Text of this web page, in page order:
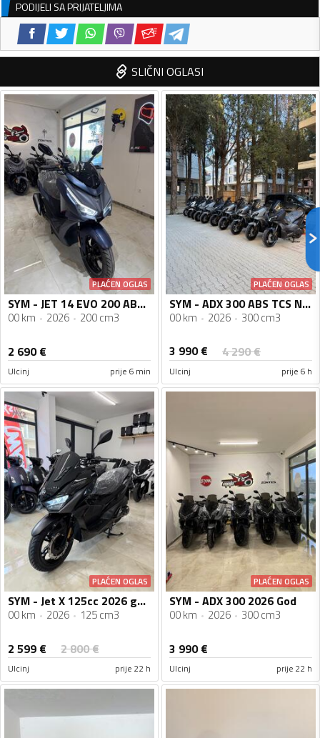
PODIJELI SA PRIJATELJIMA
SLIČNI OGLASI
PLAĆEN OGLAS
SYM - JET 14 EVO 200 ABS 2026
00 km 2026 200 cm3
2 690€
Ulcinj prije 6 min
PLAĆEN OGLAS
SYM - ADX 300 ABS TCS Novi Model
00 km 2026 300 cm3
3 990€ 4 290€
Ulcinj prije 6 h
PLAĆEN OGLAS
SYM - Jet X 125cc 2026 godiste Vodeno Hladjenje Nove Boje
00 km 2026 125 cm3
2 599 € 2 800€
Ulcinj prije 22 h
PLAĆEN OGLAS
SYM - ADX 300 2026 God
00 km 2026 300 cm3
3 990€
Ulcinj prije 22 h